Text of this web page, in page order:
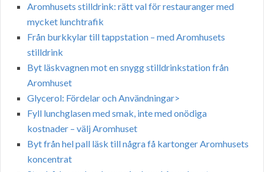
Aromhusets stilldrink: rätt val för restauranger med
mycket lunchtrafik
Från burkkylar till tappstation – med Aromhusets
stilldrink
Byt läskvagnen mot en snygg stilldrinkstation från
Aromhuset
Glycerol: Fördelar och Användningar>
Fyll lunchglasen med smak, inte med onödiga
kostnader – välj Aromhuset
Byt från hel pall läsk till några få kartonger Aromhusets
koncentrat